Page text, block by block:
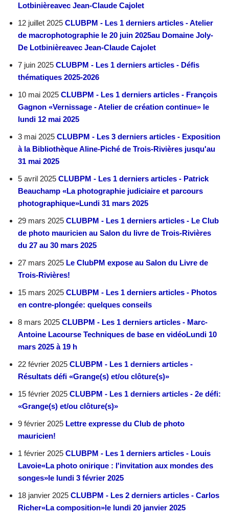
Lotbinièreavec Jean-Claude Cajolet
12 juillet 2025 CLUBPM - Les 1 derniers articles - Atelier
de macrophotographie le 20 juin 2025au Domaine Joly-
De Lotbinièreavec Jean-Claude Cajolet
7 juin 2025 CLUBPM - Les 1 derniers articles - Défis
thématiques 2025-2026
10 mai 2025 CLUBPM - Les 1 derniers articles - François
Gagnon «Vernissage - Atelier de création continue» le
lundi 12 mai 2025
3 mai 2025 CLUBPM - Les 3 derniers articles - Exposition
à la Bibliothèque Aline-Piché de Trois-Rivières jusqu'au
31 mai 2025
5 avril 2025 CLUBPM - Les 1 derniers articles - Patrick
Beauchamp «La photographie judiciaire et parcours
photographique»Lundi 31 mars 2025
29 mars 2025 CLUBPM - Les 1 derniers articles - Le Club
de photo mauricien au Salon du livre de Trois-Rivières
du 27 au 30 mars 2025
27 mars 2025 Le ClubPM expose au Salon du Livre de
Trois-Rivières!
15 mars 2025 CLUBPM - Les 1 derniers articles - Photos
en contre-plongée: quelques conseils
8 mars 2025 CLUBPM - Les 1 derniers articles - Marc-
Antoine Lacourse Techniques de base en vidéoLundi 10
mars 2025 à 19 h
22 février 2025 CLUBPM - Les 1 derniers articles -
Résultats défi «Grange(s) et/ou clôture(s)»
15 février 2025 CLUBPM - Les 1 derniers articles - 2e défi:
«Grange(s) et/ou clôture(s)»
9 février 2025 Lettre expresse du Club de photo
mauricien!
1 février 2025 CLUBPM - Les 1 derniers articles - Louis
Lavoie«La photo onirique : l'invitation aux mondes des
songes»le lundi 3 février 2025
18 janvier 2025 CLUBPM - Les 2 derniers articles - Carlos
Richer«La composition»le lundi 20 janvier 2025